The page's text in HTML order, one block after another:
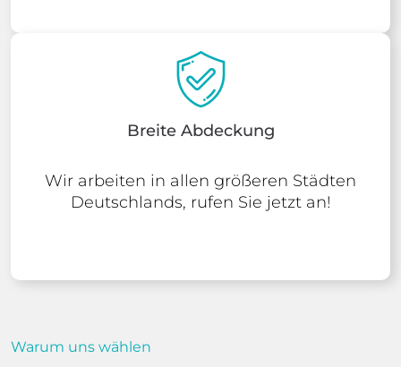
Breite Abdeckung
Wir arbeiten in allen größeren Städten
Deutschlands, rufen Sie jetzt an!
Warum uns wählen